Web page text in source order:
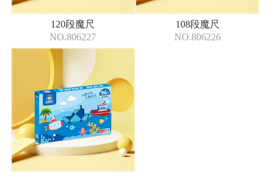
120段魔尺
NO.806227
108段魔尺
NO.806226